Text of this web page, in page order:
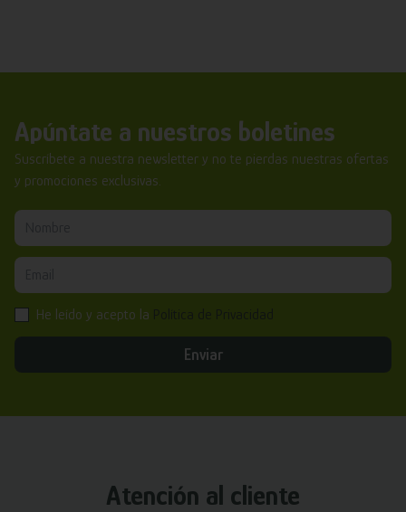
Apúntate a nuestros boletines
Suscríbete a nuestra newsletter y no te pierdas nuestras ofertas
y promociones exclusivas.
He leído y acepto la
Enviar
Atención al cliente